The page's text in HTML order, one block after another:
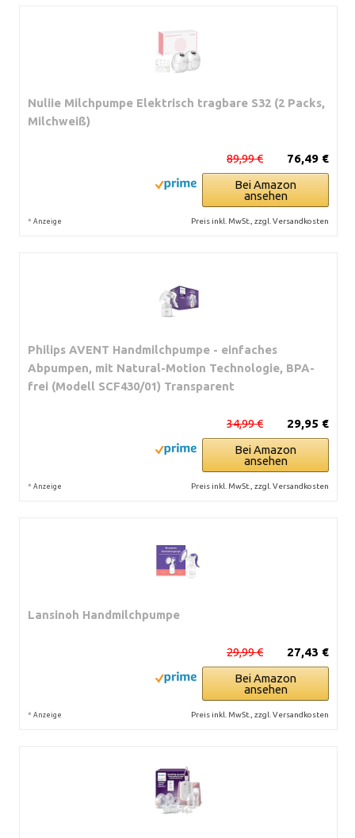
Nuliie Milchpumpe Elektrisch tragbare S32 (2 Packs,
Milchweiß)
76,49 €
89,99 €
Bei Amazon
ansehen
* Anzeige Preis inkl. MwSt., zzgl. Versandkosten
Philips AVENT Handmilchpumpe - einfaches
Abpumpen, mit Natural-Motion Technologie, BPA-
frei (Modell SCF430/01) Transparent
29,95 €
34,99 €
Bei Amazon
ansehen
* Anzeige Preis inkl. MwSt., zzgl. Versandkosten
Lansinoh Handmilchpumpe
27,43 €
29,99 €
Bei Amazon
ansehen
* Anzeige Preis inkl. MwSt., zzgl. Versandkosten